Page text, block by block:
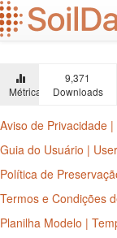
Ir
para
o
principal
Métricas
9,371
Downloads
Aviso de Privacidade
Guia do Usuário |
Política de
Termos e Condições
Planilha Modelo |